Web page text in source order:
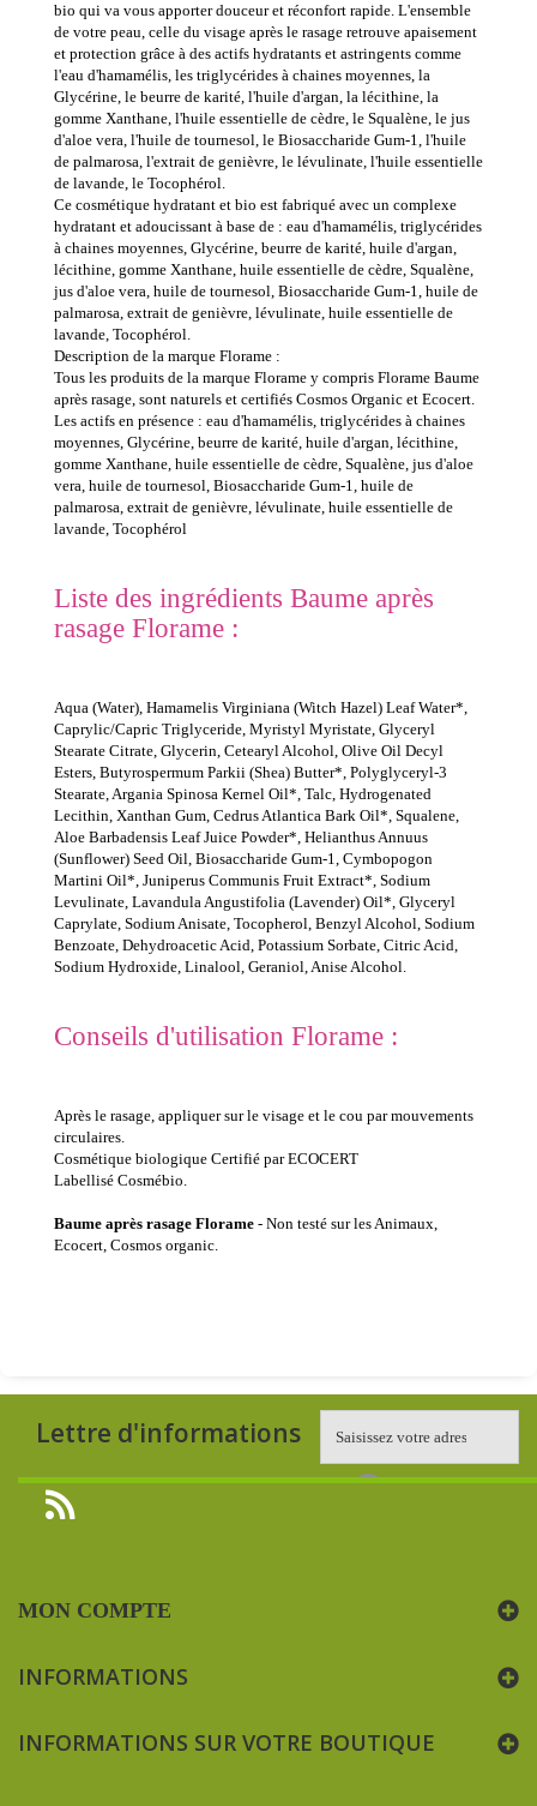
bio qui va vous apporter douceur et réconfort rapide. L'ensemble
de votre peau, celle du visage après le rasage retrouve apaisement
et protection grâce à des actifs hydratants et astringents comme
l'eau d'hamamélis, les triglycérides à chaines moyennes, la
Glycérine, le beurre de karité, l'huile d'argan, la lécithine, la
gomme Xanthane, l'huile essentielle de cèdre, le Squalène, le jus
d'aloe vera, l'huile de tournesol, le Biosaccharide Gum-1, l'huile
de palmarosa, l'extrait de genièvre, le lévulinate, l'huile essentielle
de lavande, le Tocophérol.
Ce cosmétique hydratant et bio est fabriqué avec un complexe
hydratant et adoucissant à base de : eau d'hamamélis, triglycérides
à chaines moyennes, Glycérine, beurre de karité, huile d'argan,
lécithine, gomme Xanthane, huile essentielle de cèdre, Squalène,
jus d'aloe vera, huile de tournesol, Biosaccharide Gum-1, huile de
palmarosa, extrait de genièvre, lévulinate, huile essentielle de
lavande, Tocophérol.
Description de la marque Florame :
Tous les produits de la marque Florame y compris Florame Baume
après rasage, sont naturels et certifiés Cosmos Organic et Ecocert.
Les actifs en présence : eau d'hamamélis, triglycérides à chaines
moyennes, Glycérine, beurre de karité, huile d'argan, lécithine,
gomme Xanthane, huile essentielle de cèdre, Squalène, jus d'aloe
vera, huile de tournesol, Biosaccharide Gum-1, huile de
palmarosa, extrait de genièvre, lévulinate, huile essentielle de
lavande, Tocophérol
Liste des ingrédients Baume après
rasage Florame :
Aqua (Water), Hamamelis Virginiana (Witch Hazel) Leaf Water*,
Caprylic/Capric Triglyceride, Myristyl Myristate, Glyceryl
Stearate Citrate, Glycerin, Cetearyl Alcohol, Olive Oil Decyl
Esters, Butyrospermum Parkii (Shea) Butter*, Polyglyceryl-3
Stearate, Argania Spinosa Kernel Oil*, Talc, Hydrogenated
Lecithin, Xanthan Gum, Cedrus Atlantica Bark Oil*, Squalene,
Aloe Barbadensis Leaf Juice Powder*, Helianthus Annuus
(Sunflower) Seed Oil, Biosaccharide Gum-1, Cymbopogon
Martini Oil*, Juniperus Communis Fruit Extract*, Sodium
Levulinate, Lavandula Angustifolia (Lavender) Oil*, Glyceryl
Caprylate, Sodium Anisate, Tocopherol, Benzyl Alcohol, Sodium
Benzoate, Dehydroacetic Acid, Potassium Sorbate, Citric Acid,
Sodium Hydroxide, Linalool, Geraniol, Anise Alcohol.
Conseils d'utilisation Florame :
Après le rasage, appliquer sur le visage et le cou par mouvements
circulaires.
Cosmétique biologique Certifié par ECOCERT
Labellisé Cosmébio.
Baume après rasage Florame - Non testé sur les Animaux,
Ecocert, Cosmos organic.
Lettre d'informations
MON COMPTE
INFORMATIONS
INFORMATIONS SUR VOTRE BOUTIQUE